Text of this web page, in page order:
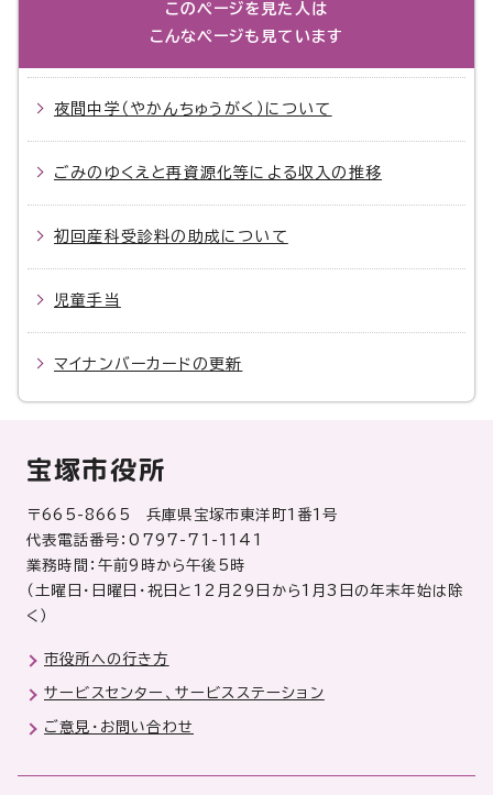
このページを見た人は
こんなページも見ています
夜間中学（やかんちゅうがく）について
ごみのゆくえと再資源化等による収入の推移
初回産科受診料の助成について
児童手当
マイナンバーカードの更新
宝塚市役所
〒665-8665 兵庫県宝塚市東洋町1番1号
代表電話番号：0797-71-1141
業務時間：午前9時から午後5時
（土曜日・日曜日・祝日と12月29日から1月3日の年末年始は除
く）
市役所への行き方
サービスセンター、サービスステーション
ご意見・お問い合わせ